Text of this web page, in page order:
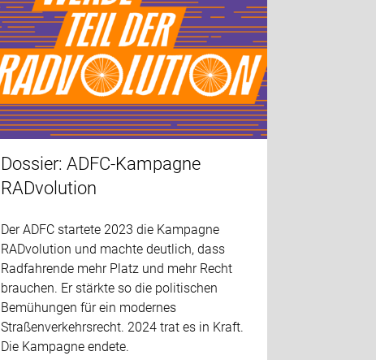
Dossier: ADFC-Kampagne
RADvolution
Der ADFC startete 2023 die Kampagne
RADvolution und machte deutlich, dass
Radfahrende mehr Platz und mehr Recht
brauchen. Er stärkte so die politischen
Bemühungen für ein modernes
Straßenverkehrsrecht. 2024 trat es in Kraft.
Die Kampagne endete.